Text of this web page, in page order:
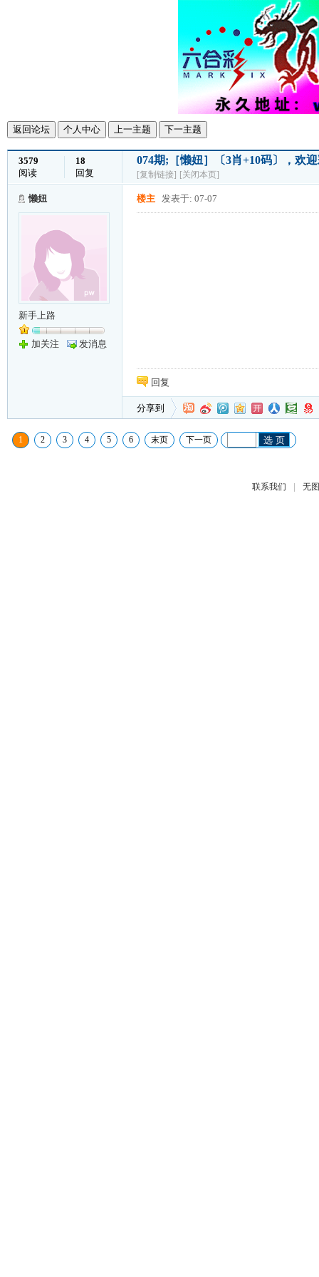
返回论坛 个人中心 上一主题 下一主题
3579
阅读
18
回复
074期;［懒妞］〔3肖+10码〕，欢
[复制链接] [关闭本页]
懒妞
新手上路
加关注 发消息
楼主 发表于: 07-07
回复
分享到
1 2 3 4 5 6 末页 下一页 选 页
联系我们 | 无